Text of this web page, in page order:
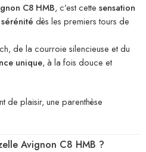
C8 HMB, c’est cette sensation
dès les premiers tours de
de la courroie silencieuse et du
unique, à la fois douce et
de plaisir, une parenthèse
Avignon C8 HMB ?